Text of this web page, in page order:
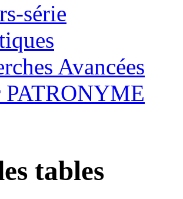
série
Avancées
PATRONYME
tables